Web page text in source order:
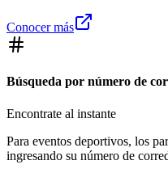
Conocer más
Búsqueda por número de
Encontrate al instante
Para eventos deportivos, los
ingresando su número de